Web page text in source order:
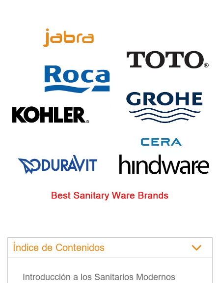
Índice de Contenidos
Introducción a los Sanitarios Modernos